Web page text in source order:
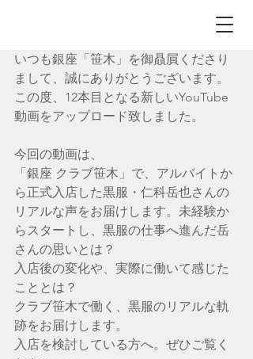
いつも銀座「笹木」を御贔屓くださり
まして、誠にありがとうございます。
この度、12本目となる新しいYouTube
動画をアップロード致しました。​​​
今回の動画は、
「銀座 クラブ笹木」で、アルバイトか
ら正式入店した黒服・仁科岳也さんの
リアルな声をお届けします。未経験か
らスタートし、黒服の仕事へ進んだ岳
さんの思いとは？
入店後の変化や、実際に働いて感じた
こととは？
クラブ笹木で働く、黒服のリアルな軌
跡をお届けします。
入店を検討している方へ。ぜひご覧く